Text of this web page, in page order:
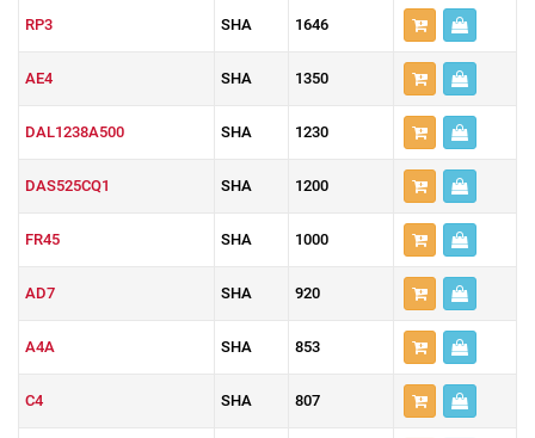
RP3 SHA 1646
AE4 SHA 1350
DAL1238A500 SHA 1230
DAS525CQ1 SHA 1200
FR45 SHA 1000
AD7 SHA 920
A4A SHA 853
C4 SHA 807